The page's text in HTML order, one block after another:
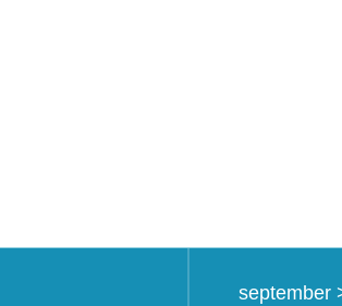
september